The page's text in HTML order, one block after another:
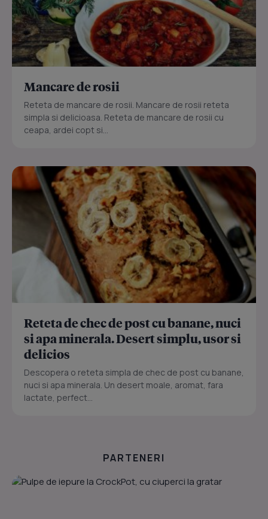
Mancare de rosii
Reteta de mancare de rosii. Mancare de rosii reteta
simpla si delicioasa. Reteta de mancare de rosii cu
ceapa, ardei copt si...
Reteta de chec de post cu banane, nuci
si apa minerala. Desert simplu, usor si
delicios
Descopera o reteta simpla de chec de post cu banane,
nuci si apa minerala. Un desert moale, aromat, fara
lactate, perfect...
PARTENERI